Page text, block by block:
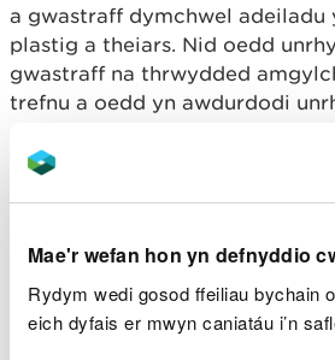
Mae'r wefan hon yn defnyddio
Rydym wedi gosod ffeiliau bychain
eich dyfais er mwyn caniatáu i’n
a gwastraff dymchwel adeiladu
plastig a theiars. Nid oedd
gwastraff na thrwydded
trefnu a oedd yn awdurdodi
Cyflwynwyd hysbysiad i Mr
Cafodd ei hysbysu hefyd gan
cadw neu gael gwared o
drwydded amgylcheddol neu